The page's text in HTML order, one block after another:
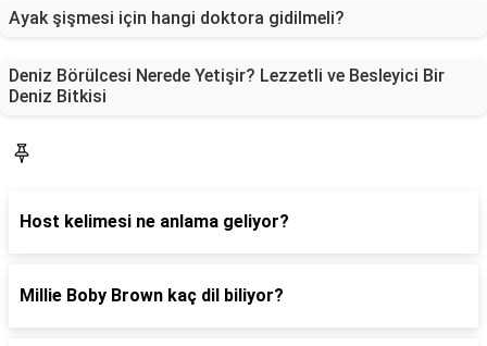
Ayak şişmesi için hangi doktora gidilmeli?
Deniz Börülcesi Nerede Yetişir? Lezzetli ve Besleyici Bir
Deniz Bitkisi
Host kelimesi ne anlama geliyor?
Millie Boby Brown kaç dil biliyor?